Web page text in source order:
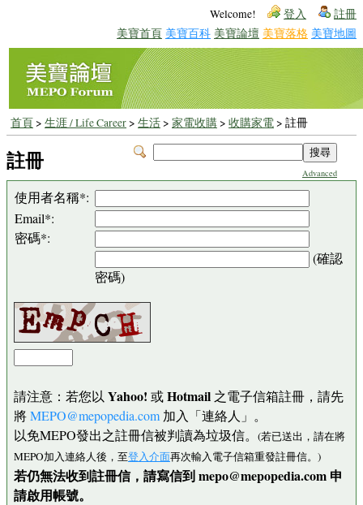
Welcome! 登入 註冊
美寶首頁 美寶百科 美寶論壇 美寶落格 美寶地圖
首頁> 生涯 / Life Career> 生活> 家電收購> 收購家電> 註冊
Advanced
註冊
使用者名稱*:
Email*:
密碼*:
(確認
密碼)
請注意：若您以 Yahoo! 或Hotmail 之電子信箱註冊，請先
將MEPO@mepopedia.com 加入「連絡人」。
以免MEPO發出之註冊信被判讀為垃圾信。 (若已送出，請在將
MEPO加入連絡人後，至登入介面再次輸入電子信箱重發註冊信。)
若仍無法收到註冊信，請寫信到 mepo@mepopedia.com 申
請啟用帳號。